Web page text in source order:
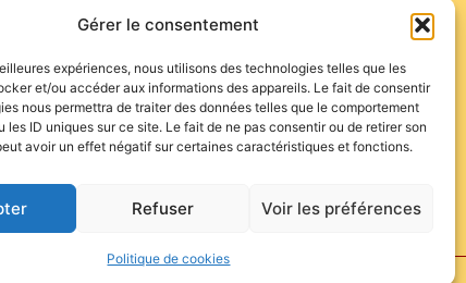
Gérer le consentement
expériences, nous utilisons des technologies telles que les
et/ou accéder aux informations des appareils. Le fait de consentir
nous permettra de traiter des données telles que le comportement
les ID uniques sur ce site. Le fait de ne pas consentir ou de retirer son
avoir un effet négatif sur certaines caractéristiques et fonctions.
Refuser Voir les préférences
Politique de cookies
deux-bons-marge/